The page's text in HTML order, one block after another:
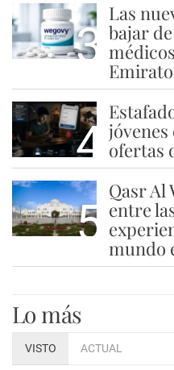
3
Las
bajar
4 jóvenes
ofertas
5
Qasr Al
entre
mundo
Lo más
VISTO ACTUAL